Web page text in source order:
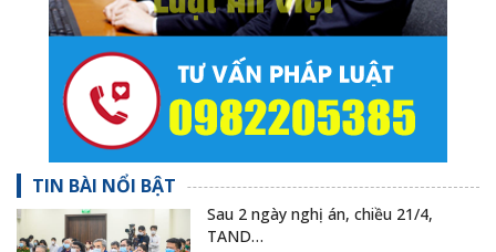
TIN BÀI NỔI BẬT
Sau 2 ngày nghị án, chiều 21/4,
TAND…